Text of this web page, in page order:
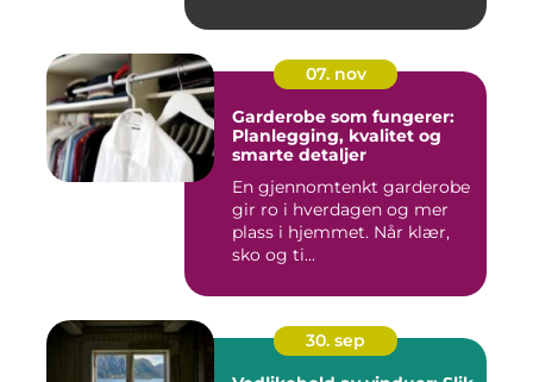
07. nov
Garderobe som fungerer:
Planlegging, kvalitet og
smarte detaljer
En gjennomtenkt garderobe
gir ro i hverdagen og mer
plass i hjemmet. Når klær,
sko og ti...
30. sep